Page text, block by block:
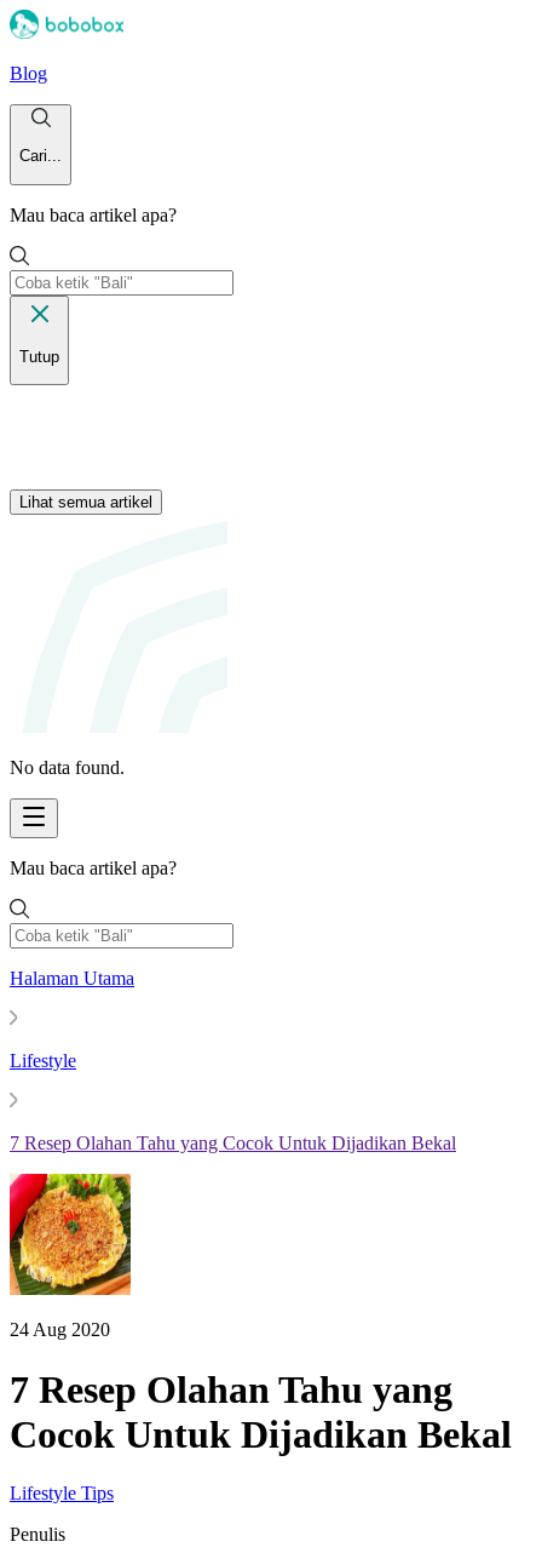
Blog
Cari...
Mau baca artikel apa?
Tutup
Lihat semua artikel
No data found.
Mau baca artikel apa?
Halaman Utama
Lifestyle
7 Resep Olahan Tahu yang Cocok Untuk Dijadikan Bekal
24 Aug 2020
7 Resep Olahan Tahu yang
Cocok Untuk Dijadikan Bekal
Lifestyle Tips
Penulis